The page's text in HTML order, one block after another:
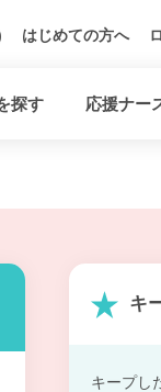
はじめての方へ
探す 応援ナー
キ
キープし